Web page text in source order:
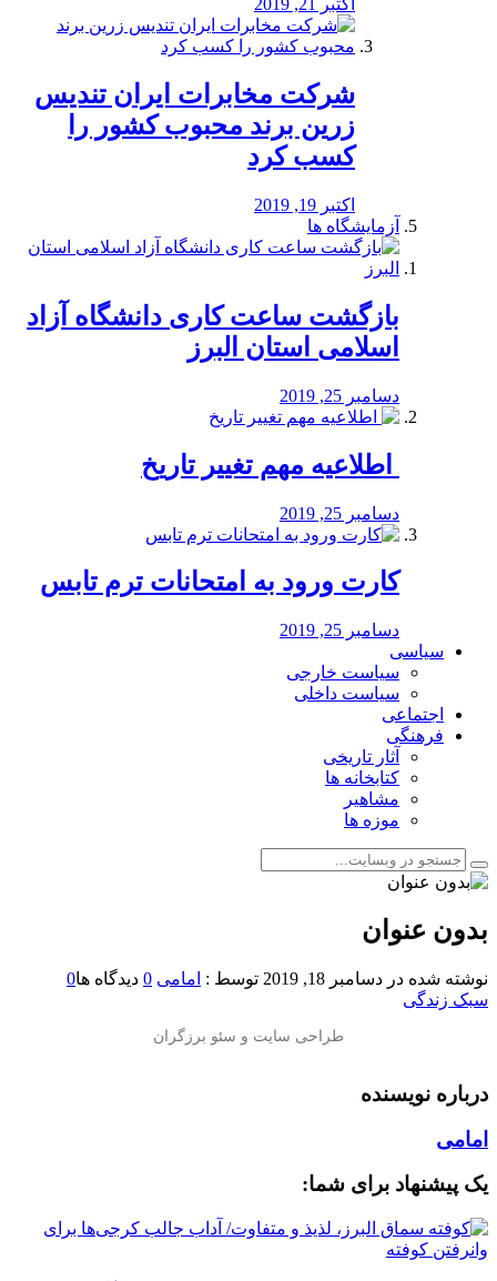
اکتبر 21, 2019
شرکت مخابرات ایران تندیس
زرین برند محبوب کشور را
کسب کرد
اکتبر 19, 2019
آزمایشگاه ها
بازگشت ساعت کاری دانشگاه آزاد
اسلامی استان البرز
دسامبر 25, 2019
️ اطلاعیه مهم تغییر تاریخ
دسامبر 25, 2019
کارت ورود به امتحانات ترم تابس
دسامبر 25, 2019
سیاسی
سیاست خارجی
سیاست داخلی
اجتماعی
فرهنگی
آثار تاریخی
کتابخانه ها
مشاهیر
موزه ها
بدون عنوان
نوشته شده در دسامبر 18, 2019 توسط : امامی 0 دیدگاه ها0
سبک زندگی
درباره نویسنده
امامی
یک پیشنهاد برای شما: